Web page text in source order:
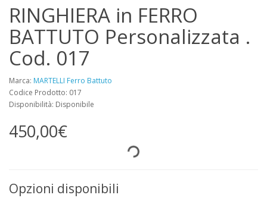
RINGHIERA in FERRO
BATTUTO Personalizzata .
Cod. 017
Marca: MARTELLI Ferro Battuto
Codice Prodotto: 017
Disponibilità: Disponibile
450,00€
Opzioni disponibili